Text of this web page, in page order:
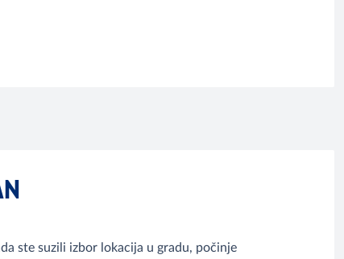
ste suzili izbor lokacija u gradu, počinje